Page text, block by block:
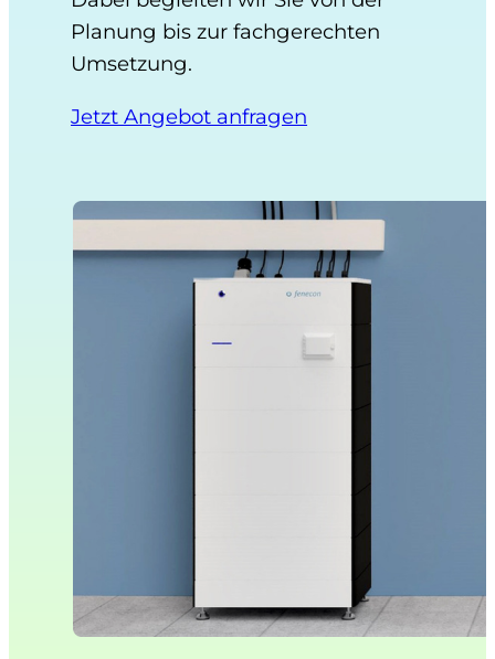
Planung bis zur fachgerechten
Umsetzung.
Jetzt Angebot anfragen